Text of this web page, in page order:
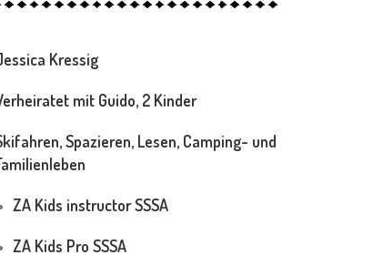
Kressig
mit Guido, 2 Kinder
Spazieren, Lesen, Camping- und
ZA Kids instructor SSSA
ZA Kids Pro SSSA